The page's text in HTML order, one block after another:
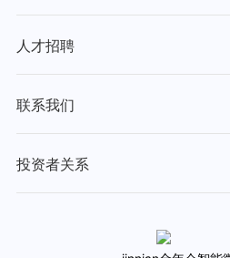
人才招聘
联系我们
投资者关系